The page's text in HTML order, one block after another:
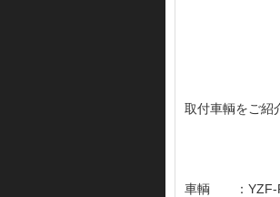
取付車輌をご紹
車輌 ：YZF-